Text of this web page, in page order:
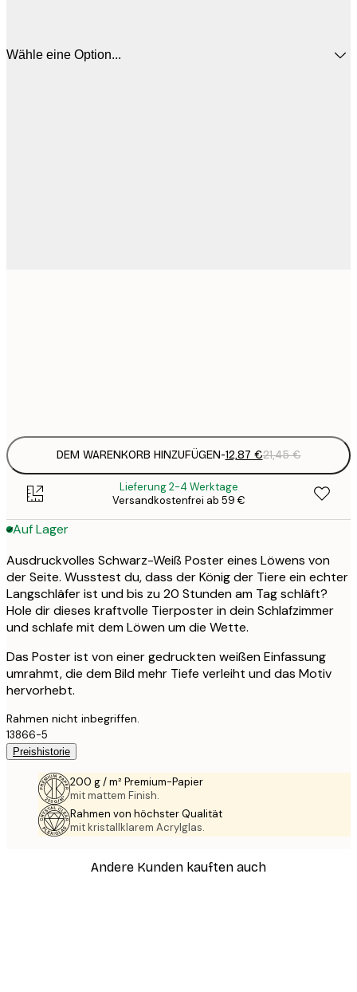
Wähle eine Option...
DEM WARENKORB HINZUFÜGEN-12,87 €21,45 €
Lieferung 2-4 Werktage
Versandkostenfrei ab 59 €
Auf Lager
Ausdruckvolles Schwarz-Weiß Poster eines Löwens von
der Seite. Wusstest du, dass der König der Tiere ein echter
Langschläfer ist und bis zu 20 Stunden am Tag schläft?
Hole dir dieses kraftvolle Tierposter in dein Schlafzimmer
und schlafe mit dem Löwen um die Wette.
Das Poster ist von einer gedruckten weißen Einfassung
umrahmt, die dem Bild mehr Tiefe verleiht und das Motiv
hervorhebt.
Rahmen nicht inbegriffen.
13866-5
Preishistorie
200 g / m² Premium-Papier
mit mattem Finish.
Rahmen von höchster Qualität
mit kristallklarem Acrylglas.
Andere Kunden kauften auch